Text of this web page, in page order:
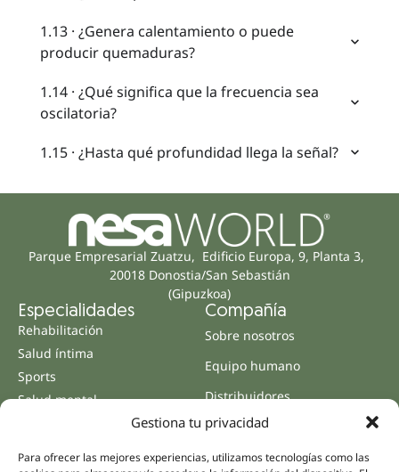
Gestiona tu privacidad
Para ofrecer las mejores experiencias, utilizamos tecnologías como las
1.13 · ¿Genera calentamiento o puede
producir quemaduras?
1.14 · ¿Qué significa que la frecuencia sea
oscilatoria?
1.15 · ¿Hasta qué profundidad llega la señal?
Parque Empresarial Zuatzu, Edificio Europa, 9, Planta 3,
20018 Donostia/San Sebastián
(Gipuzkoa)
Especialidades
Rehabilitación
Salud íntima
Sports
Salud mental
Medicina interna
Compañía
Sobre nosotros
Equipo humano
Distribuidores
Partnerships
Nesa Academic